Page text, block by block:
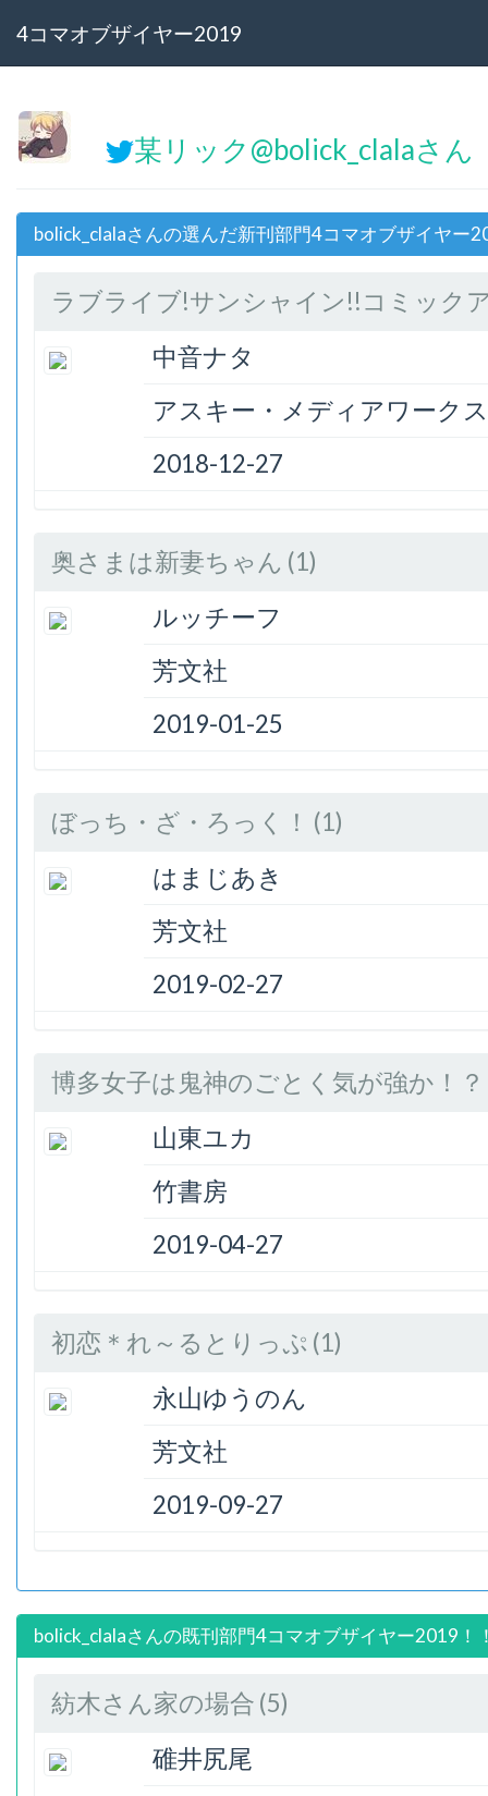
4コマオブザイヤー2019
某リック@bolick_clalaさん
bolick_clalaさんの選んだ新刊部門4コマオブザイヤー
ラブライブ!サンシャイン!!コミック
中音ナタ
アスキー・メディアワークス
2018-12-27
奥さまは新妻ちゃん (1)
ルッチーフ
芳文社
2019-01-25
ぼっち・ざ・ろっく！ (1)
はまじあき
芳文社
2019-02-27
博多女子は鬼神のごとく気が強か！？
山東ユカ
竹書房
2019-04-27
初恋＊れ～るとりっぷ (1)
永山ゆうのん
芳文社
2019-09-27
bolick_clalaさんの既刊部門4コマオブザイヤー2019！
紡木さん家の場合 (5)
碓井尻尾